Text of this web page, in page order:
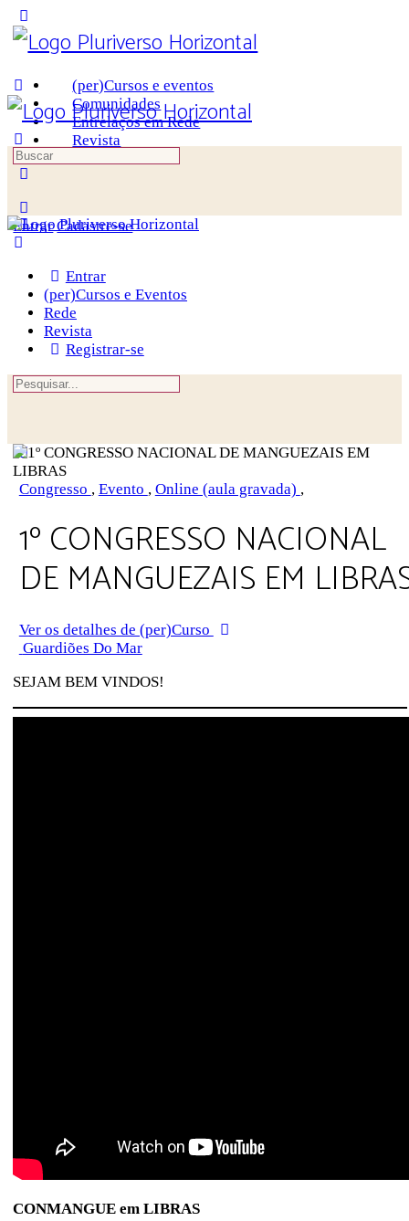
(per)Cursos e eventos
Comunidades
Entrelaços em Rede
Revista
Entrar Cadastre-se
Entrar
(per)Cursos e Eventos
Rede
Revista
Registrar-se
Congresso , Evento , Online (aula gravada) ,
1º CONGRESSO NACIONAL
DE MANGUEZAIS EM
Ver os detalhes de (per)Curso
Guardiões Do Mar
SEJAM BEM VINDOS!
CONMANGUE em LIBRAS